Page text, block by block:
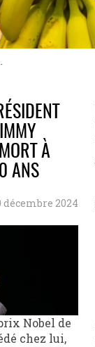
À
ANS
2024
Nobel de
chez lui,